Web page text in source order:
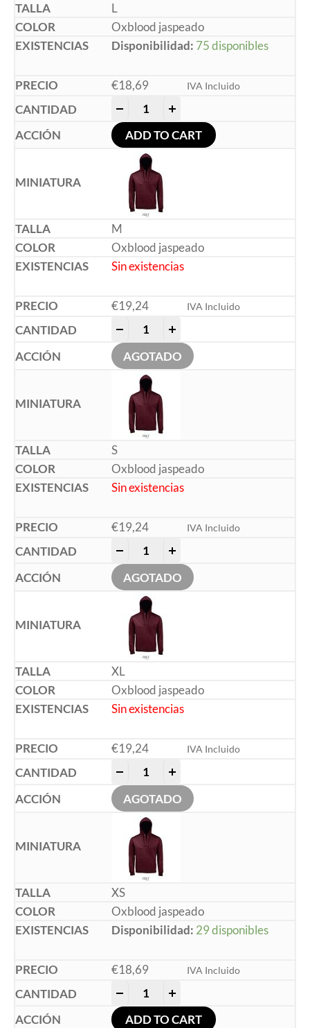
L
Oxblood jaspeado
Disponibilidad: 75 disponibles
€18,69 IVA Incluido
ADD TO CART
M
Oxblood jaspeado
Sin existencias
€19,24 IVA Incluido
AGOTADO
S
Oxblood jaspeado
Sin existencias
€19,24 IVA Incluido
AGOTADO
XL
Oxblood jaspeado
Sin existencias
€19,24 IVA Incluido
AGOTADO
XS
Oxblood jaspeado
Disponibilidad: 29 disponibles
€18,69 IVA Incluido
ADD TO CART